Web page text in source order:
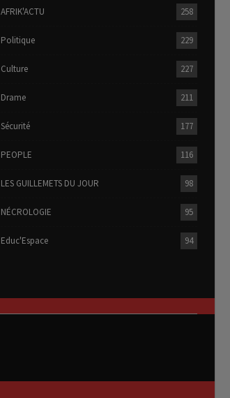
AFRIK'ACTU 258
Politique 229
Culture 227
Drame 211
Sécurité 177
PEOPLE 116
LES GUILLEMETS DU JOUR 98
NÉCROLOGIE 95
Educ'Espace 94